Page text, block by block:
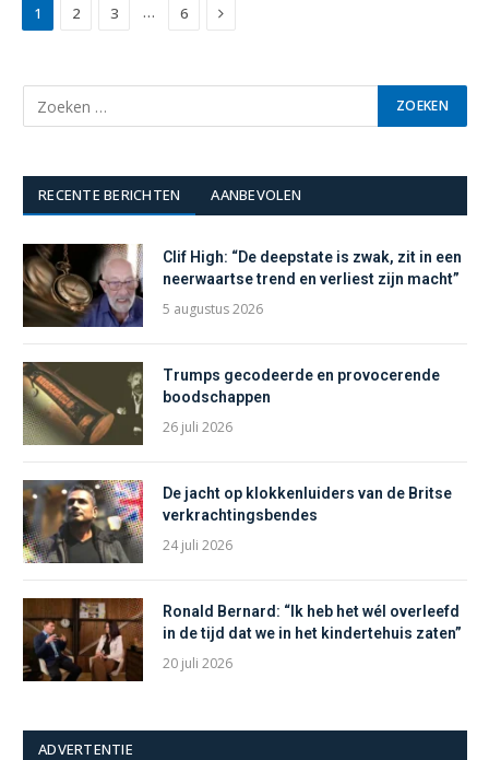
1 2 3 … 6 Next
RECENTE BERICHTEN AANBEVOLEN
Clif High: “De deepstate is zwak, zit in een
neerwaartse trend en verliest zijn macht”
5 augustus 2026
Trumps gecodeerde en provocerende
boodschappen
26 juli 2026
De jacht op klokkenluiders van de Britse
verkrachtingsbendes
24 juli 2026
Ronald Bernard: “Ik heb het wél overleefd
in de tijd dat we in het kindertehuis zaten”
20 juli 2026
ADVERTENTIE